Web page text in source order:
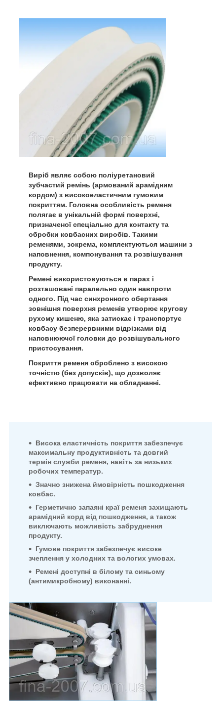
Виріб являє собою поліуретановий
зубчастий ремінь (армований арамідним
кордом) з високоеластичним гумовим
покриттям. Головна особливість ременя
полягає в унікальній формі поверхні,
призначеної спеціально для контакту та
обробки ковбасних виробів. Такими
ременями, зокрема, комплектуються машини з
наповнення, компонування та розвішування
продукту.
Ремені використовуються в парах і
розташовані паралельно один навпроти
одного. Під час синхронного обертання
зовнішня поверхня ременів утворює кругову
рухому кишеню, яка затискає і транспортує
ковбасу безперервними відрізками від
наповнюючої головки до розвішувального
пристосування.
Покриття ременя оброблено з високою
точністю (без допусків), що дозволяє
ефективно працювати на обладнанні.
Висока еластичність покриття забезпечує
максимальну продуктивність та довгий
термін служби ременя, навіть за низьких
робочих температур.
Значно знижена ймовірність пошкодження
ковбас.
Герметично запаяні краї ременя захищають
арамідний корд від пошкодження, а також
виключають можливість забруднення
продукту.
Гумове покриття забезпечує високе
зчеплення у холодних та вологих умовах.
Ремені доступні в білому та синьому
(антимикробному) виконанні.